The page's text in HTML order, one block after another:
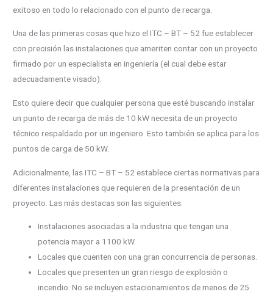
exitoso en todo lo relacionado con el punto de recarga.
Una de las primeras cosas que hizo el ITC – BT – 52 fue establecer
con precisión las instalaciones que ameriten contar con un proyecto
firmado por un especialista en ingeniería (el cual debe estar
adecuadamente visado).
Esto quiere decir que cualquier persona que esté buscando instalar
un punto de recarga de más de 10 kW necesita de un proyecto
técnico respaldado por un ingeniero. Esto también se aplica para los
puntos de carga de 50 kW.
Adicionalmente, las ITC – BT – 52 establece ciertas normativas para
diferentes instalaciones que requieren de la presentación de un
proyecto. Las más destacas son las siguientes:
Instalaciones asociadas a la industria que tengan una
potencia mayor a 1100 kW.
Locales que cuenten con una gran concurrencia de personas.
Locales que presenten un gran riesgo de explosión o
incendio. No se incluyen estacionamientos de menos de 25